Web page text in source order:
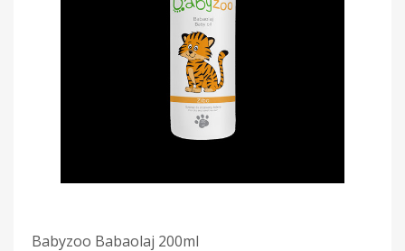
Babyzoo Babaolaj 200ml